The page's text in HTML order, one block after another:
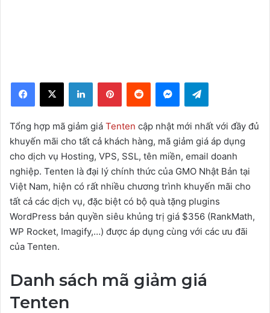
Facebook
X LinkedInPinterestReddit MessengerTelegram
Tổng hợp mã giảm giá Tenten cập nhật mới nhất với đầy đủ
khuyến mãi cho tất cả khách hàng, mã giảm giá áp dụng
cho dịch vụ Hosting, VPS, SSL, tên miền, email doanh
nghiệp. Tenten là đại lý chính thức của GMO Nhật Bản tại
Việt Nam, hiện có rất nhiều chương trình khuyến mãi cho
tất cả các dịch vụ, đặc biệt có bộ quà tặng plugins
WordPress bản quyền siêu khủng trị giá $356 (RankMath,
WP Rocket, Imagify,…) được áp dụng cùng với các ưu đãi
của Tenten.
Danh sách mã giảm giá
Tenten